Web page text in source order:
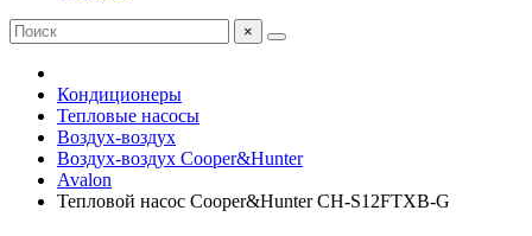
×
Кондиционеры
Тепловые насосы
Воздух-воздух
Воздух-воздух Cooper&Hunter
Avalon
Тепловой насос Cooper&Hunter CH-S12FTXB-G